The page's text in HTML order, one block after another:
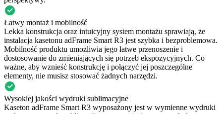
Łatwy montaż i mobilność
Lekka konstrukcja oraz intuicyjny system montażu sprawiają, że
instalacja kasetonu adFrame Smart R3 jest szybka i bezproblemowa.
Mobilność produktu umożliwia jego łatwe przenoszenie i
dostosowanie do zmieniających się potrzeb ekspozycyjnych. Co
ważne, aby wznieść konstrukcję i połączyć jej poszczególne
elementy, nie musisz stosować żadnych narzędzi.
Wysokiej jakości wydruki sublimacyjne
Kaseton adFrame Smart R3 wyposażony jest w wymienne wydruki